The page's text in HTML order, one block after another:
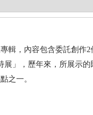
輯，內容包含委託創作
」，歷年來，所展示
之一。